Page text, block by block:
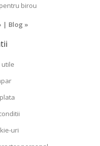
birou
| Blog »
uri